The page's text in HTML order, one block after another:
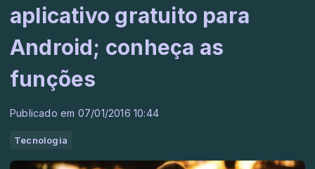
aplicativo gratuito para
Android; conheça as
funções
Publicado em 07/01/2016 10:44
Tecnologia